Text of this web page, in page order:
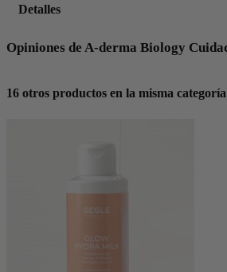
Detalles
Opiniones de A-derma Biology
16 otros productos en la misma